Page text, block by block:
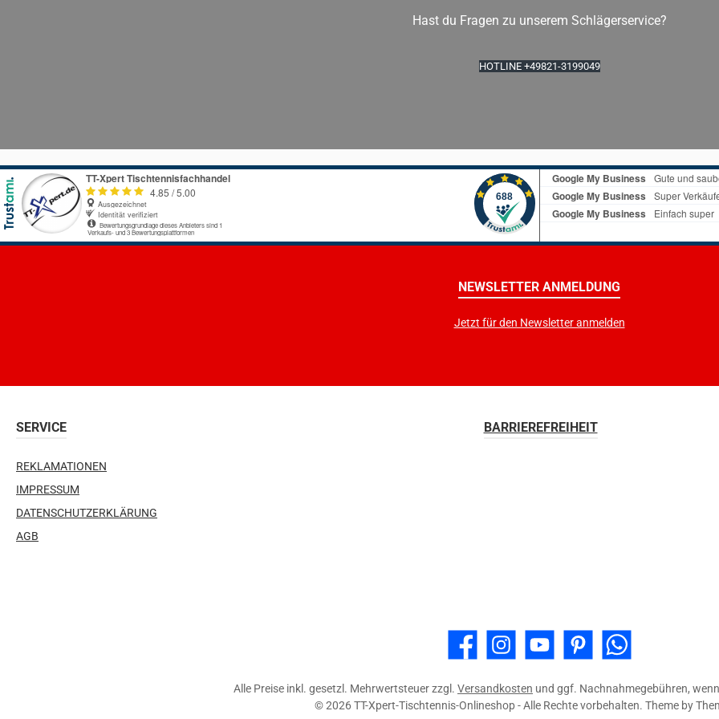
Hast du Fragen zu unserem Schlägerservice?
HOTLINE +49821-3199049
NEWSLETTER ANMELDUNG
Jetzt für den Newsletter anmelden
SERVICE
REKLAMATIONEN
IMPRESSUM
DATENSCHUTZERKLÄRUNG
AGB
BARRIEREFREIHEIT
FacebookInstagramYouTube Pinterest WhatsApp
Alle Preise inkl. gesetzl. Mehrwertsteuer zzgl. Versandkosten und ggf. Nachnahmegebühren,
© 2026 TT-Xpert-Tischtennis-Onlineshop - Alle Rechte vorbehalten. Theme by